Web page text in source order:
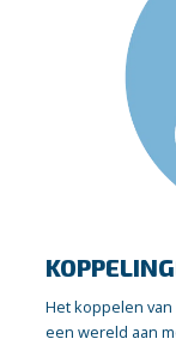
Het koppelen
een wereld aan